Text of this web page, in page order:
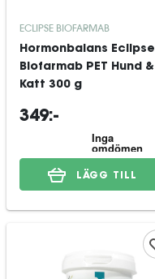
ECLIPSE BIOFARMAB
Hormonbalans Eclipse
Biofarmab PET Hund &
Katt 300 g
349:-
LÄGG TILL